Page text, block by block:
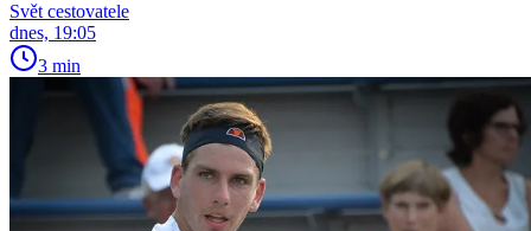
Svět cestovatele
dnes, 19:05
3 min